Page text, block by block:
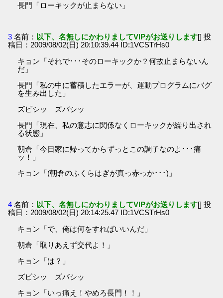
長門「ローキックが止まらない」
3 名前： 以下、名無しにかわりましてVIPがお送りします[] 投
稿日：2009/08/02(日) 20:10:39.44 ID:1VCSTrHs0
キョン「それで･･･そのローキックか？何故止まらないん
だ」
長門「私の中に蓄積したエラーが、運動プログラムにバグ
を生み出した」
ズビシッ ズバシッ
長門「現在、私の意志に関係なくローキックが繰り出され
る状態」
朝倉「今日家に帰ってからずっとこの調子なのよ･･･痛
ッ！」
キョン「(朝倉のふくらはぎが真っ赤っか･･･)」
4 名前： 以下、名無しにかわりましてVIPがお送りします[] 投
稿日：2009/08/02(日) 20:14:25.47 ID:1VCSTrHs0
キョン「で、俺は何をすればいいんだ」
朝倉「取りあえず交代よ！」
キョン「は？」
ズビシッ ズバシッ
キョン「いっ痛え！やめろ長門！！」